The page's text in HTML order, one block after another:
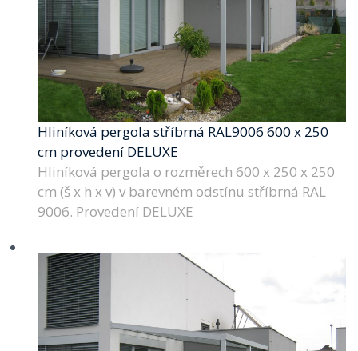
Hliníková pergola stříbrná RAL9006 600 x 250
cm provedení DELUXE
Hliníková pergola o rozměrech 600 x 250 x 250
cm (š x h x v) v barevném odstínu stříbrná RAL
9006. Provedení DELUXE